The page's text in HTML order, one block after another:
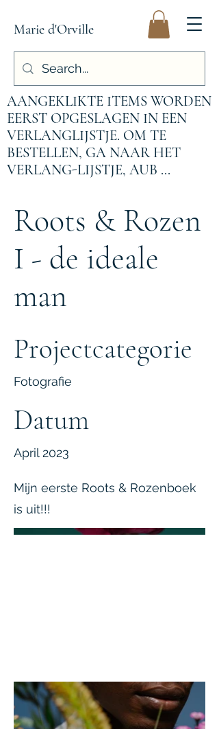
Marie d'Orville
AANGEKLIKTE ITEMS WORDEN
EERST OPGESLAGEN IN EEN
VERLANGLIJSTJE. OM TE
BESTELLEN, GA NAAR HET
VERLANG-LIJSTJE, AUB ...
Roots & Rozen
I - de ideale
man
Projectcategorie
Fotografie
Datum
April 2023
Mijn eerste Roots & Rozenboek
is uit!!!